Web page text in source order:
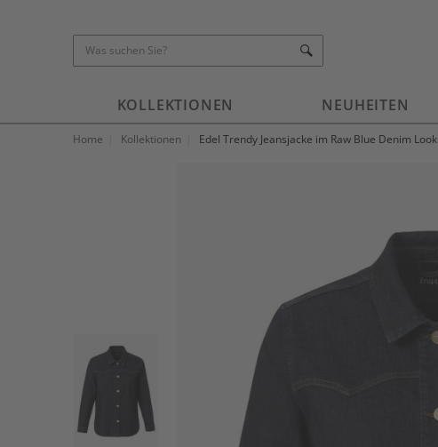
KOLLEKTIONEN NEUHEITEN
Home Kollektionen Edel Trendy Jeansjacke im Raw Blue Denim Look